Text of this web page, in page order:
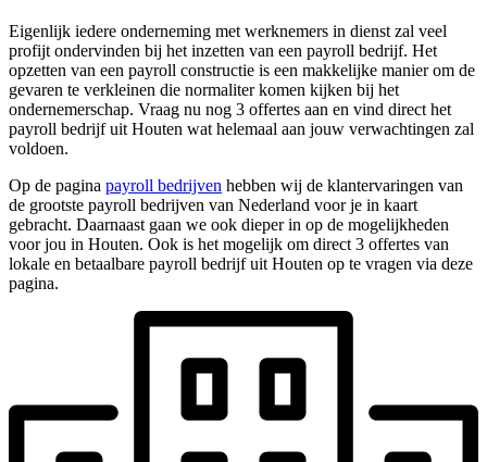
Eigenlijk iedere onderneming met werknemers in dienst zal veel
profijt ondervinden bij het inzetten van een payroll bedrijf. Het
opzetten van een payroll constructie is een makkelijke manier om de
gevaren te verkleinen die normaliter komen kijken bij het
ondernemerschap. Vraag nu nog 3 offertes aan en vind direct het
payroll bedrijf uit Houten wat helemaal aan jouw verwachtingen zal
voldoen.
Op de pagina payroll bedrijven hebben wij de klantervaringen van
de grootste payroll bedrijven van Nederland voor je in kaart
gebracht. Daarnaast gaan we ook dieper in op de mogelijkheden
voor jou in Houten. Ook is het mogelijk om direct 3 offertes van
lokale en betaalbare payroll bedrijf uit Houten op te vragen via deze
pagina.